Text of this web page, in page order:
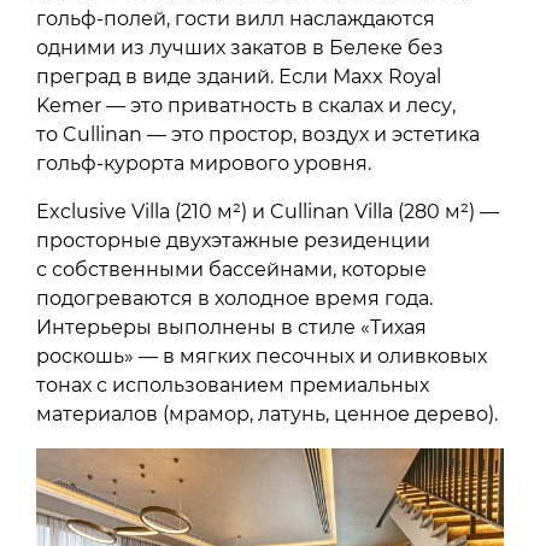
гольф-полей, гости вилл наслаждаются
одними из лучших закатов в Белеке без
преград в виде зданий. Если Maxx Royal
Kemer — это приватность в скалах и лесу,
то Cullinan — это простор, воздух и эстетика
гольф-курорта мирового уровня.
Exclusive Villa (210 м²) и Cullinan Villa (280 м²) —
просторные двухэтажные резиденции
с собственными бассейнами, которые
подогреваются в холодное время года.
Интерьеры выполнены в стиле «Тихая
роскошь» — в мягких песочных и оливковых
тонах с использованием премиальных
материалов (мрамор, латунь, ценное дерево).